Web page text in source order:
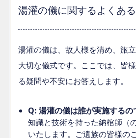
湯灌の儀に関するよくあ
湯灌の儀は、故人様を清め、旅
大切な儀式です。ここでは、皆
る疑問や不安にお答えします。
Q: 湯灌の儀は誰が実施するの
知識と技術を持った納棺師（
いたします。ご遺族の皆様の